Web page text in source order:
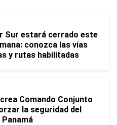
Sur estará cerrado este
conozca las vías
y rutas habilitadas
crea Comando Conjunto
la seguridad del
Panamá